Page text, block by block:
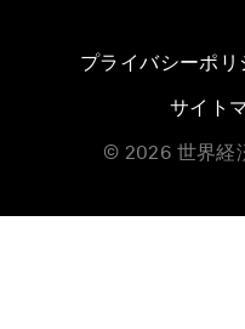
プライバシーポ
サイト
© 2026 世界経